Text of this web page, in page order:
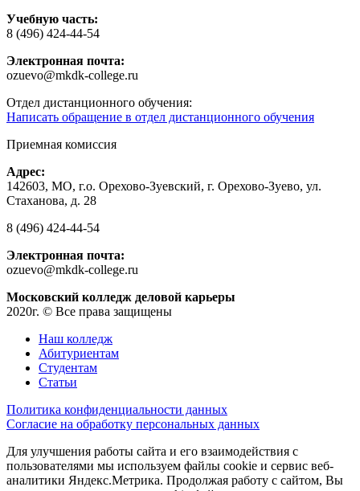
Учебную часть:
8 (496) 424-44-54
Электронная почта:
ozuevo@mkdk-college.ru
Отдел дистанционного обучения:
Написать обращение в отдел дистанционного обучения
Приемная комиссия
Адрес:
142603, МО, г.о. Орехово-Зуевский, г. Орехово-Зуево, ул.
Стаханова, д. 28
8 (496) 424-44-54
Электронная почта:
ozuevo@mkdk-college.ru
Московский колледж деловой карьеры
2020г. © Все права защищены
Наш колледж
Абитуриентам
Студентам
Статьи
Политика конфиденциальности данных
Согласие на обработку персональных данных
Для улучшения работы сайта и его взаимодействия с
пользователями мы используем файлы cookie и сервис веб-
аналитики Яндекс.Метрика. Продолжая работу с сайтом, Вы